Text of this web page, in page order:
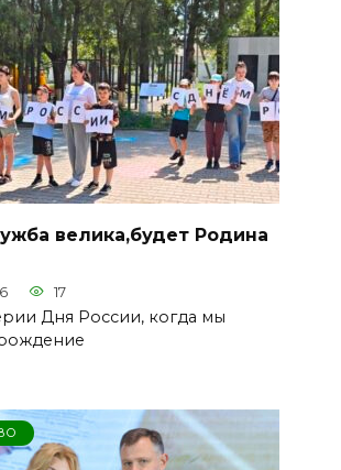
велика,будет Родина
17
Дня России, когда мы